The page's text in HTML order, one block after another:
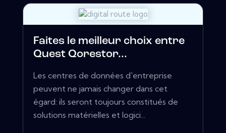
Faites le meilleur choix entre
Quest Qorestor...
Les centres de données d'entreprise
peuvent ne jamais changer dans cet
égard: ils seront toujours constitués de
solutions matérielles et logici...